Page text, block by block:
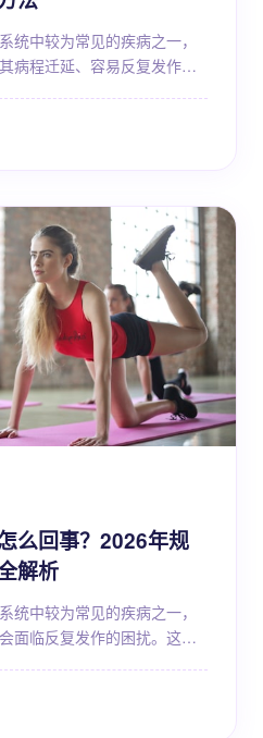
统中较为常见的疾病之一，
病程迁延、容易反复发作的
就医却始终难以彻底摆脱。
日常养护方法等多个维度进
么回事？2026年规
解析
统中较为常见的疾病之一，
面临反复发作的困扰。这
治疗思路以及科学的预防方